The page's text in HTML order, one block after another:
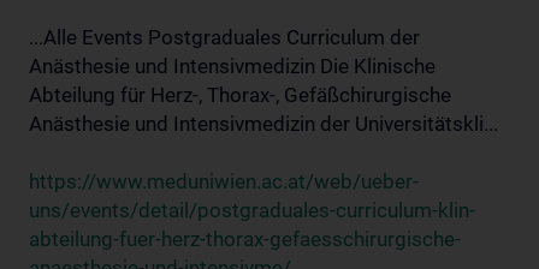
...Alle Events Postgraduales Curriculum der
Anästhesie und Intensivmedizin Die Klinische
Abteilung für Herz-, Thorax-, Gefäßchirurgische
Anästhesie und Intensivmedizin der Universitätskli...
https://www.meduniwien.ac.at/web/ueber-
uns/events/detail/postgraduales-curriculum-klin-
abteilung-fuer-herz-thorax-gefaesschirurgische-